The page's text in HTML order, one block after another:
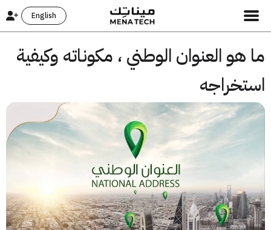
English
العنوان الوطني ، مكوناته وكيفية